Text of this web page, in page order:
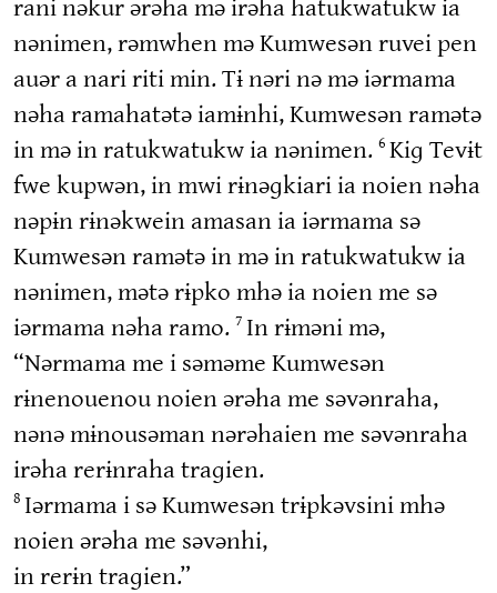
nənimen, rəmwhen mə Kumwesən ruvei pen
auər a nari riti min. Tɨ nəri nə mə iərmama
nəha ramahatətə iamɨnhi, Kumwesən ramətə
in mə in ratukwatukw ia nənimen. 6 Kiɡ Tevɨt
fwe kupwən, in mwi rɨnəɡkiari ia noien nəha
nəpɨn rɨnəkwein amasan ia iərmama sə
Kumwesən ramətə in mə in ratukwatukw ia
nənimen, mətə rɨpko mhə ia noien me sə
iərmama nəha ramo. 7 In rɨməni mə,
“Nərmama me i səməme Kumwesən
rɨnenouenou noien ərəha me səvənraha,
nənə mɨnousəman nərəhaien me səvənraha
irəha rerɨnraha traɡien.
8 Iərmama i sə Kumwesən trɨpkəvsini mhə
noien ərəha me səvənhi,
in rerɨn traɡien.”